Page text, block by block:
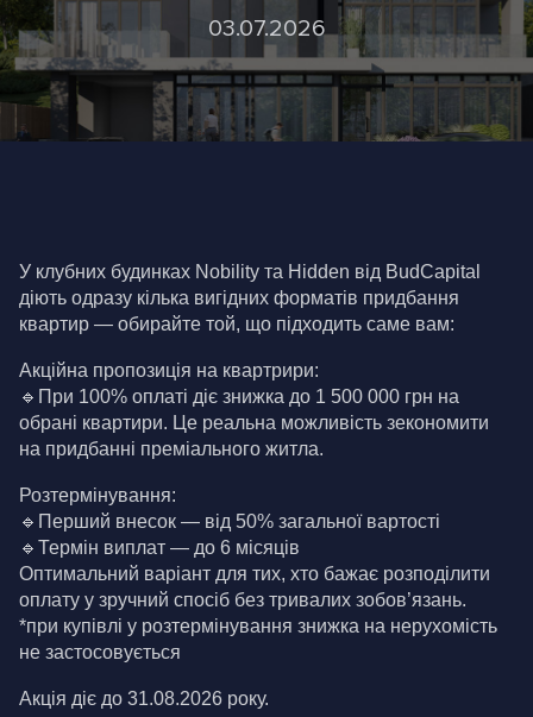
03.07.2026
У клубних будинках Nobility та Hidden від BudCapital
діють одразу кілька вигідних форматів придбання
квартир — обирайте той, що підходить саме вам:
Акційна пропозиція на квартрири:
🔹При 100% оплаті діє знижка до 1 500 000 грн на
обрані квартири. Це реальна можливість зекономити
на придбанні преміального житла.
Розтермінування:
🔹Перший внесок — від 50% загальної вартості
🔹Термін виплат — до 6 місяців
Оптимальний варіант для тих, хто бажає розподілити
оплату у зручний спосіб без тривалих зобов’язань.
*при купівлі у розтермінування знижка на нерухомість
не застосовується
Акція діє до 31.08.2026 року.